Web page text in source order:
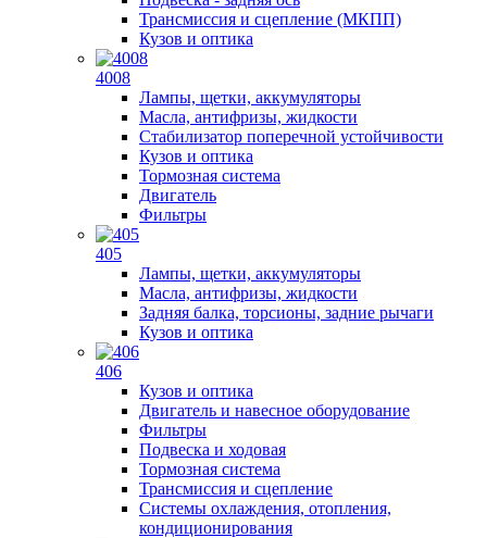
Трансмиссия и сцепление (МКПП)
Кузов и оптика
4008
Лампы, щетки, аккумуляторы
Масла, антифризы, жидкости
Стабилизатор поперечной устойчивости
Кузов и оптика
Тормозная система
Двигатель
Фильтры
405
Лампы, щетки, аккумуляторы
Масла, антифризы, жидкости
Задняя балка, торсионы, задние рычаги
Кузов и оптика
406
Кузов и оптика
Двигатель и навесное оборудование
Фильтры
Подвеска и ходовая
Тормозная система
Трансмиссия и сцепление
Системы охлаждения, отопления,
кондиционирования